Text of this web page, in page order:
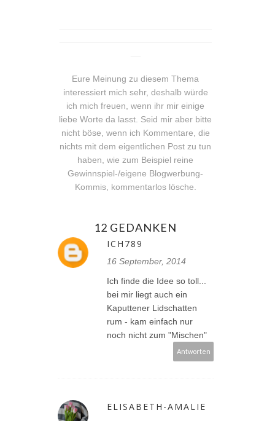
Eure Meinung zu diesem Thema
interessiert mich sehr, deshalb würde
ich mich freuen, wenn ihr mir einige
liebe Worte da lasst. Seid mir aber bitte
nicht böse, wenn ich Kommentare, die
nichts mit dem eigentlichen Post zu tun
haben, wie zum Beispiel reine
Gewinnspiel-/eigene Blogwerbung-
Kommis, kommentarlos lösche.
12 GEDANKEN
ICH789
16 September, 2014
Ich finde die Idee so toll...
bei mir liegt auch ein
Kaputtener Lidschatten
rum - kam einfach nur
noch nicht zum "Mischen"
Antworten
ELISABETH-AMALIE